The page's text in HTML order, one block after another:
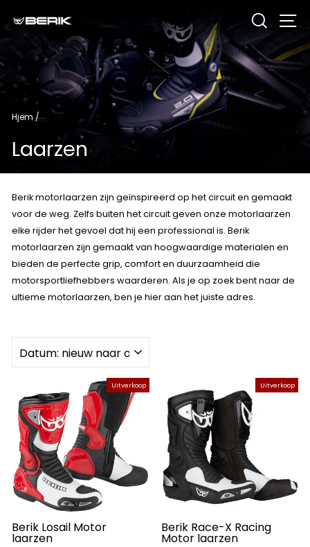
til
indhold
Zoeken
Hjem/
Laarzen
Berik motorlaarzen zijn geïnspireerd op het circuit en gemaakt
voor de weg. Zelfs buiten het circuit geven onze motorlaarzen
elke rijder het gevoel dat hij een professional is. Berik
motorlaarzen zijn gemaakt van hoogwaardige materialen en
bieden de perfecte grip, comfort en duurzaamheid die
motorsportliefhebbers waarderen. Als je op zoek bent naar de
ultieme motorlaarzen, ben je hier aan het juiste adres.
Uitverkoop
Berik Losail Motor
laarzen
Uitverkoop
Berik Race-X Racing
Motor laarzen